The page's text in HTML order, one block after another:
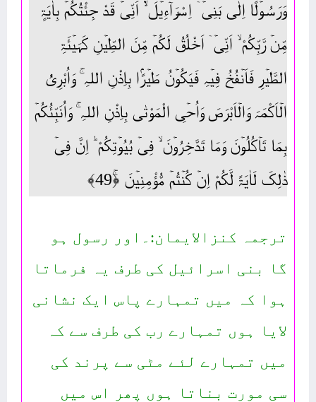
وَرَسُوۡلًا اِلٰی بَنِیۡۤ اِسْرَآءِیۡلَ ۬ۙ اَنِّیۡ قَدْ جِئْتُکُمۡ بِاٰیَۃٍ
مِّنۡ رَّبِّکُمْ ۙ اَنِّیۡۤ اَخْلُقُ لَکُمۡ مِّنَ الطِّیۡنِ کَہَیۡئَۃِ
الطَّیۡرِ فَاَنۡفُخُ فِیۡہِ فَیَکُوۡنُ طَیۡرًۢا بِاِذْنِ اللہِ ۚ وَاُبْرِیُٔ
الۡاَکْمَہَ وَالۡاَبْرَصَ وَاُحۡیِ الْمَوْتٰی بِاِذْنِ اللہِ ۚ وَاُنَبِّئُکُمۡ
بِمَا تَاۡکُلُوۡنَ وَمَا تَدَّخِرُوۡنَ ۙ فِیۡ بُیُوۡتِکُمْ ؕ اِنَّ فِیۡ
ذٰلِکَ لَاٰیَۃً لَّکُمْ اِنۡ کُنۡتُمۡ مُّؤْمِنِیۡنَ ﴿ۚ49﴾
ترجمہ کنزالایمان:۔اور رسول ہو
گا بنی اسرائیل کی طرف یہ فرماتا
ہوا کہ میں تمہارے پاس ایک نشانی
لایا ہوں تمہارے رب کی طرف سے کہ
میں تمہارے لئے مٹی سے پرند کی
سی مورت بناتا ہوں پھر اس میں